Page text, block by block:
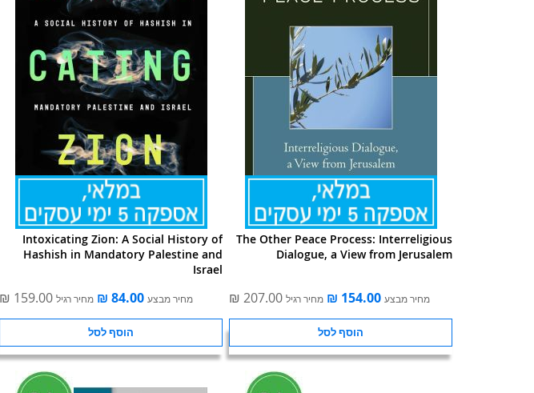
The Other Peace Process: Interreligious
Dialogue, a View from Jerusalem
מחיר מבצע מחיר רגיל
הוסף לסל
Intoxicating Zion: A Social History of
Hashish in Mandatory Palestine and
Israel
מחיר מבצע מחיר רגיל
הוסף לסל